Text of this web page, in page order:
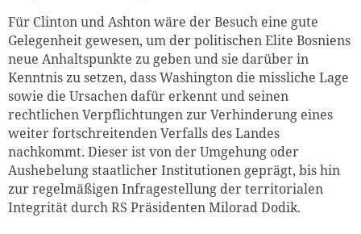
Für Clinton und Ashton wäre der Besuch eine gute
Gelegenheit gewesen, um der politischen Elite Bosniens
neue Anhaltspunkte zu geben und sie darüber in
Kenntnis zu setzen, dass Washington die missliche Lage
sowie die Ursachen dafür erkennt und seinen
rechtlichen Verpflichtungen zur Verhinderung eines
weiter fortschreitenden Verfalls des Landes
nachkommt. Dieser ist von der Umgehung oder
Aushebelung staatlicher Institutionen geprägt, bis hin
zur regelmäßigen Infragestellung der territorialen
Integrität durch RS Präsidenten Milorad Dodik.